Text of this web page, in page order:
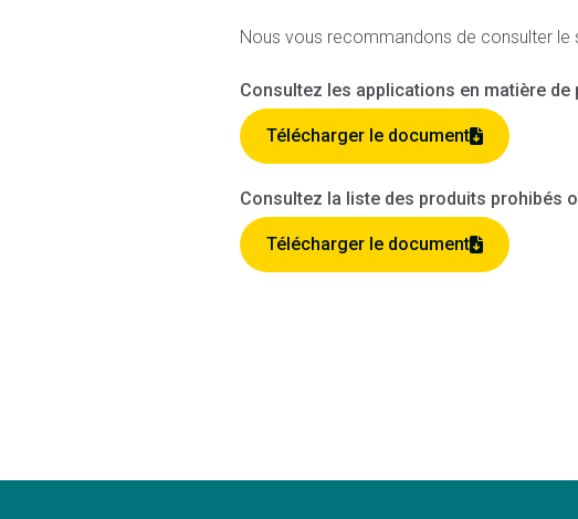
Nous vous recommandons de consulter
Consultez les applications en matière de
Télécharger le document
Consultez la liste des produits prohibés
Télécharger le document